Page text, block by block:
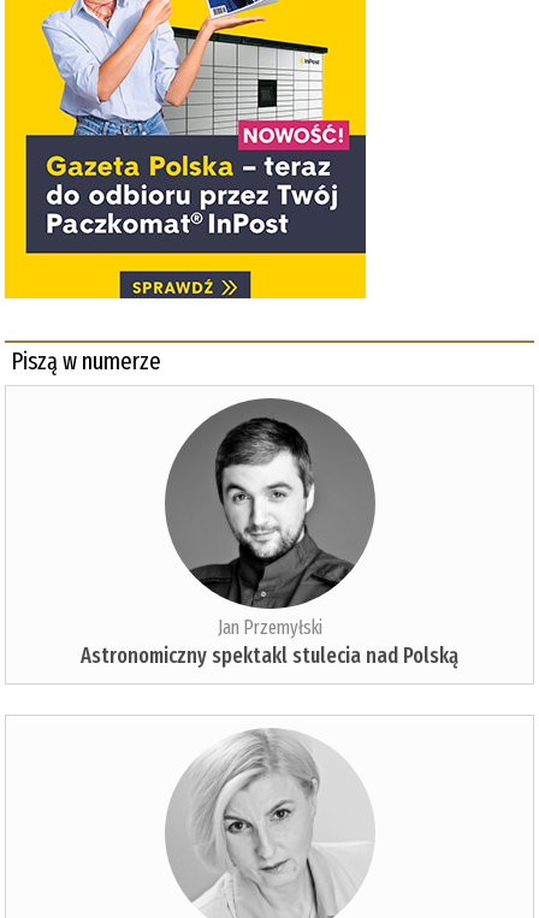
Piszą w numerze
Jan Przemyłski
Astronomiczny spektakl stulecia nad Polską